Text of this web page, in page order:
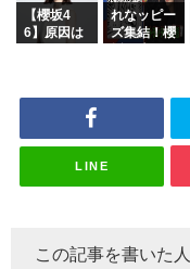
k』オフィ
シャルグッ
ズ絶賛販売
【櫻坂4
6】原因は
ざわつかせ
れなッピー
ズ集結！櫻
「ラヴィッ
スタジオ出
LINE
この記事を書いた人